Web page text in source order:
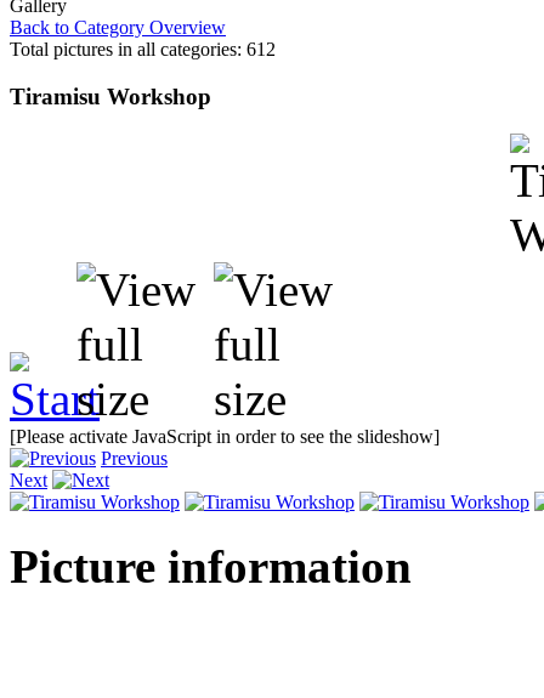
Gallery
Back to Category Overview
Total pictures in all categories: 612
Tiramisu Workshop
[Please activate JavaScript in order to see the slideshow]
Previous
Next
Picture information